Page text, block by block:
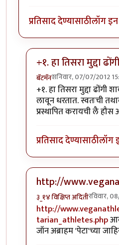
प्रतिसाद देण्यासाठीलॉग
+१. हा तिसरा मुद्दा ढोंगी
बॅटमॅनशनिवार, 07/07/2012
In reply toअनेक
+१. हा तिसरा मुद्दा ढोंगी
लावून धरतात. स्वतःची
प्रस्थापित करायची लै हौस
प्रतिसाद देण्यासाठीलॉग
http://
३_१४ विक्षिप्त अदितीरविवार,
In reply toअनेक
http://
tarian_athletes.php
जॉन अब्राहम 'पेटा'च्या